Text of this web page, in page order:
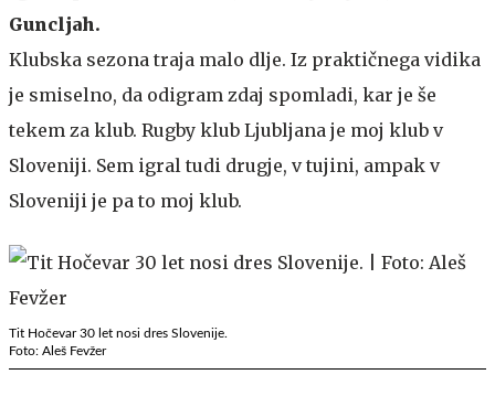
Guncljah.
Klubska sezona traja malo dlje. Iz praktičnega vidika
je smiselno, da odigram zdaj spomladi, kar je še
tekem za klub. Rugby klub Ljubljana je moj klub v
Sloveniji. Sem igral tudi drugje, v tujini, ampak v
Sloveniji je pa to moj klub.
Tit Hočevar 30 let nosi dres Slovenije.
Foto: Aleš Fevžer